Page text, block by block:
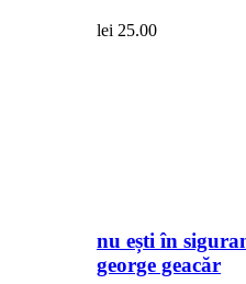
lei 25.00
nu ești în
george geacăr